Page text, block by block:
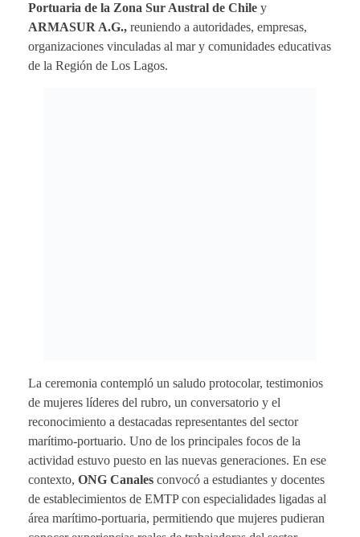
Portuaria de la Zona Sur Austral de Chile y
ARMASUR A.G., reuniendo a autoridades, empresas,
organizaciones vinculadas al mar y comunidades educativas
de la Región de Los Lagos.
La ceremonia contempló un saludo protocolar, testimonios
de mujeres líderes del rubro, un conversatorio y el
reconocimiento a destacadas representantes del sector
marítimo-portuario. Uno de los principales focos de la
actividad estuvo puesto en las nuevas generaciones. En ese
contexto, ONG Canales convocó a estudiantes y docentes
de establecimientos de EMTP con especialidades ligadas al
área marítimo-portuaria, permitiendo que mujeres pudieran